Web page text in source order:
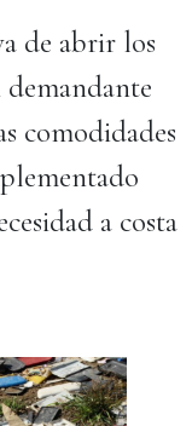
de abrir los
comodidades
a costa